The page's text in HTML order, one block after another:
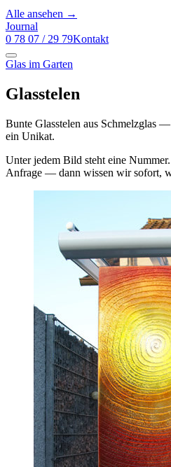
Alle ansehen →
Journal
0 78 07 / 29 79Kontakt
Glas im Garten
Glasstelen
Bunte Glasstelen aus Schmelzglas
ein Unikat.
Unter jedem Bild steht eine
Anfrage — dann wissen wir sofort,